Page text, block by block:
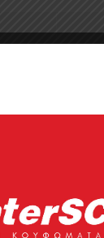
Ταπετσαρία